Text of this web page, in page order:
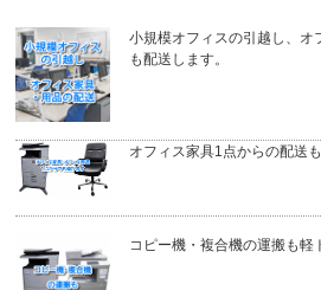
小規模オフィスの引越し、オ
も配送します。
オフィス家具1点からの配送
コピー機・複合機の運搬も軽